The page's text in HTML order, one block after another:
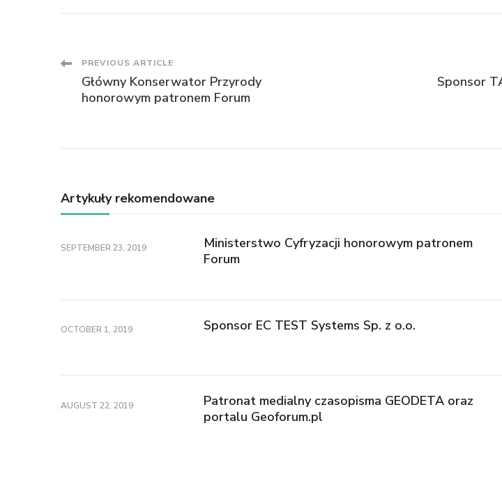
PREVIOUS ARTICLE
Główny Konserwator Przyrody
honorowym patronem Forum
Sponsor
Artykuły rekomendowane
SEPTEMBER 23, 2019
Ministerstwo Cyfryzacji honorowym patronem
Forum
OCTOBER 1, 2019 Sponsor EC TEST Systems Sp. z o.o.
AUGUST 22, 2019
Patronat medialny czasopisma GEODETA oraz
portalu Geoforum.pl